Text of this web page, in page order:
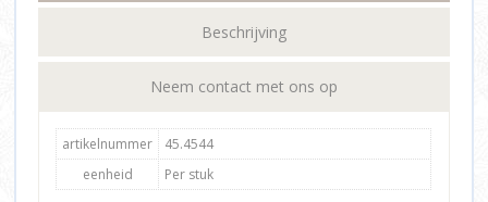
Beschrijving
Neem contact met ons op
artikelnummer
45.4544
eenheid
Per stuk